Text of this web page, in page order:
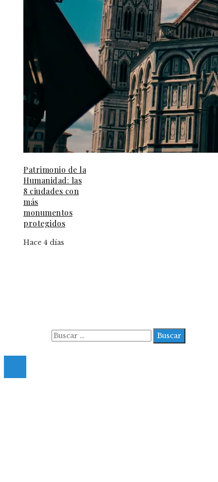
Patrimonio de la
Humanidad: las
8 ciudades con
más
monumentos
protegidos
Hace 4 días